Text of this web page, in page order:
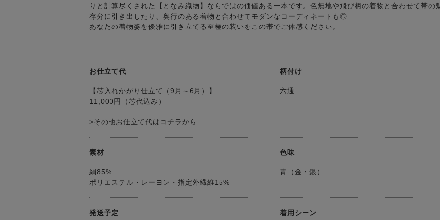
りと計算尽くされた【となみ織物】ならではの価値ある一本です。色無地や飛び柄の着物と合わせて帯の
存分に引き出したり、奥行のある着物と合わせてモダンなコーディネートも◎
あなたの着物姿を優雅に引き立てる至極の装いをこの帯でご体感ください。
お仕立て代
【芯入れかがり仕立て（9月～6月）】
11,000円（芯代込み）
>その他お仕立て代はコチラから
柄付け
六通
素材
絹85%
ポリエステル・レーヨン・指定外繊維15%
色味
青（金・銀）
発送予定 着用シーン